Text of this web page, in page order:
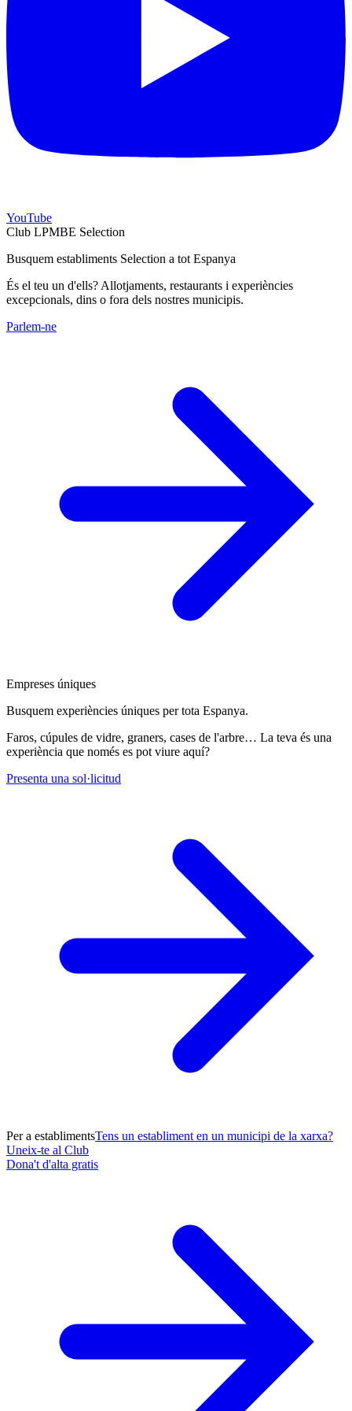
YouTube
Club LPMBE Selection
Busquem establiments Selection a tot Espanya
És el teu un d'ells? Allotjaments, restaurants i experiències
excepcionals, dins o fora dels nostres municipis.
Parlem-ne
Empreses úniques
Busquem experiències úniques per tota Espanya.
Faros, cúpules de vidre, graners, cases de l'arbre… La teva és una
experiència que només es pot viure aquí?
Presenta una sol·licitud
Per a establimentsTens un establiment en un municipi de la xarxa?
Uneix-te al Club
Dona't d'alta gratis